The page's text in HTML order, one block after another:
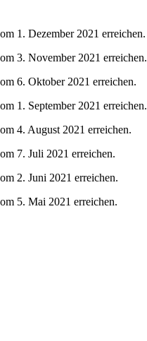
1. Dezember 2021 erreichen.
3. November 2021 erreichen.
6. Oktober 2021 erreichen.
1. September 2021 erreichen.
4. August 2021 erreichen.
7. Juli 2021 erreichen.
2. Juni 2021 erreichen.
5. Mai 2021 erreichen.